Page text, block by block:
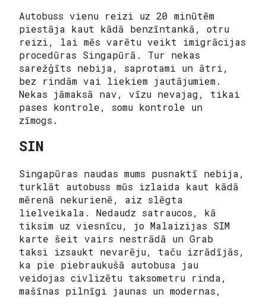
Autobuss vienu reizi uz 20 minūtēm
piestāja kaut kādā benzīntankā, otru
reizi, lai mēs varētu veikt imigrācijas
procedūras Singapūrā. Tur nekas
sarežģīts nebija, saprotami un ātri,
bez rindām vai liekiem jautājumiem.
Nekas jāmaksā nav, vīzu nevajag, tikai
pases kontrole, somu kontrole un
zīmogs.
SIN
Singapūras naudas mums pusnaktī nebija,
turklāt autobuss mūs izlaida kaut kādā
mērenā nekurienē, aiz slēgta
lielveikala. Nedaudz satraucos, kā
tiksim uz viesnīcu, jo Malaizijas SIM
karte šeit vairs nestrādā un Grab
taksi izsaukt nevarēju, taču izrādījās,
ka pie piebraukušā autobusa jau
veidojas civlizētu taksometru rinda,
mašīnas pilnīgi jaunas un modernas,